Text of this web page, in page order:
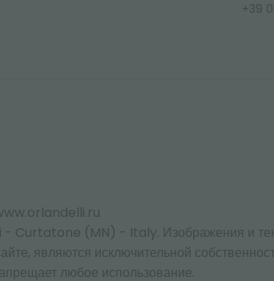
+39
- Curtatone (MN) - Italy. Изображения и
являются исключительной
любое использование.